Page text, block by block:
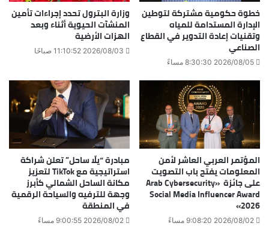
خطوة حكومية مشتركة لتوطين
الإدارة المستدامة للمياه
وتقنيات إعادة التدوير في القطاع
الصناعي
2026/08/05 8:30:30 مساءً
وزارة البترول تحدد إجراءات تأمين
المنشآت الحيوية أثناء وبعد
الهزات الأرضية
2026/08/03 11:10:52 صباحًا
المؤتمر العربي العاشر لأمن
المعلومات يفتح باب التصويت
على جائزة «Arab Cybersecurity
Social Media Influencer Award
2026»
2026/08/02 9:08:20 مساءً
مبادرة “يلّا ساحل” تعلن شراكة
استراتيجية مع TikTok لتعزيز
مكانة الساحل الشمالي كأبرز
وجهة للترفيه والسياحة الرقمية
في المنطقة
2026/08/02 9:00:55 مساءً